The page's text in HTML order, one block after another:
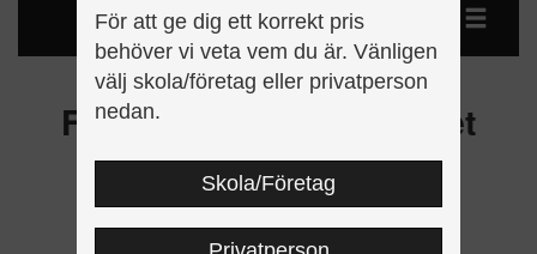
För att ge dig ett korrekt pris
behöver vi veta vem du är. Vänligen
välj skola/företag eller privatperson
nedan.
Skola/Företag
Felsbilder im Grenzgebiet
Bohuslän und Östfold